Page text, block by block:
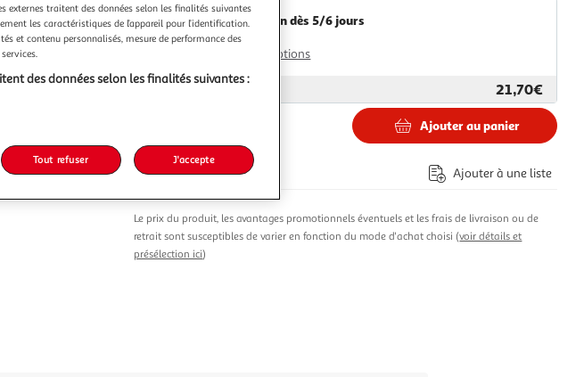
Livraison dès 5/6 jours
4,99€
Plus d'options
21,70€
20,46€
Ajouter au panier
Ajouter à une liste
Le prix du produit, les avantages promotionnels éventuels et les frais de livraison ou de
retrait sont susceptibles de varier en fonction du mode d'achat choisi (voir détails et
présélection ici)
externes traitent des données selon les finalités suivantes
les caractéristiques de l’appareil pour l’identification.
et contenu personnalisés, mesure de performance des
des données selon les finalités suivantes :
Tout refuser J'accepte